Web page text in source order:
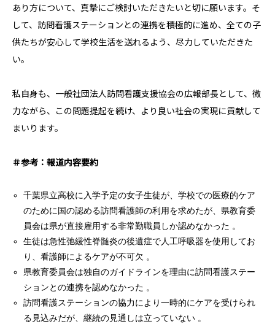
あり方について、真摯にご検討いただきたいと切に願います。そ
して、訪問看護ステーションとの連携を積極的に進め、全ての子
供たちが安心して学校生活を送れるよう、尽力していただきた
い。
私自身も、一般社団法人訪問看護支援協会の広報部長として、微
力ながら、この問題提起を続け、より良い社会の実現に貢献して
まいります。
＃参考：報道内容要約
千葉県立高校に入学予定の女子生徒が、学校での医療的ケア
のために国の認める訪問看護師の利用を求めたが、県教育委
員会は県が直接雇用する非常勤職員しか認めなかった 。
生徒は急性弛緩性脊髄炎の後遺症で人工呼吸器を使用してお
り、看護師によるケアが不可欠 。
県教育委員会は独自のガイドラインを理由に訪問看護ステー
ションとの連携を認めなかった 。
訪問看護ステーションの協力により一時的にケアを受けられ
る見込みだが、継続の見通しは立っていない 。